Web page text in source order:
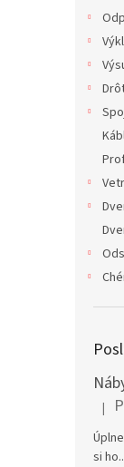
|
si